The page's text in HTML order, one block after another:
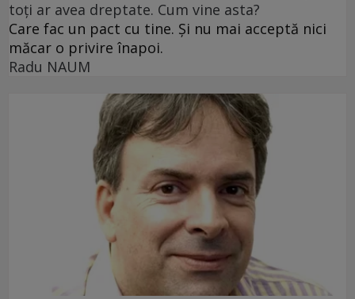
toți ar avea dreptate. Cum vine asta?
Care fac un pact cu tine. Și nu mai acceptă nici
măcar o privire înapoi.
Radu NAUM